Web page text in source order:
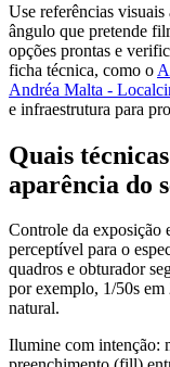
Use referências
ângulo que pretende
opções prontas e
ficha técnica, como o
Andréa Malta -
e infraestrutura para
Quais
aparência do
Controle da exposição
perceptível para o
quadros e obturador
por exemplo, 1/50s
natural.
Ilumine com intenção: